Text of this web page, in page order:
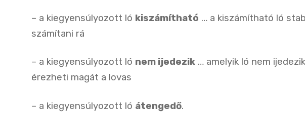
– a kiegyensúlyozott ló kiszámítható … a kiszámítható ló
számítani rá
– a kiegyensúlyozott ló nem ijedezik … amelyik ló nem
érezheti magát a lovas
– a kiegyensúlyozott ló átengedő.